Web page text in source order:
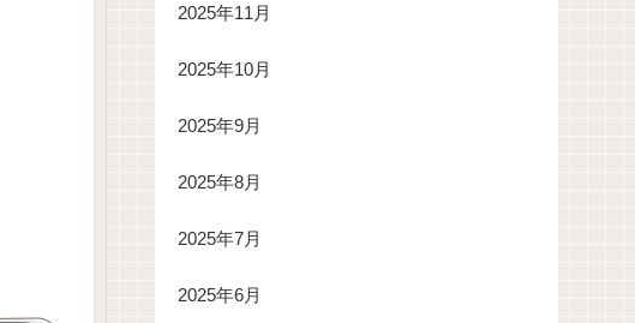
2025年11月
2025年10月
2025年9月
2025年8月
2025年7月
2025年6月